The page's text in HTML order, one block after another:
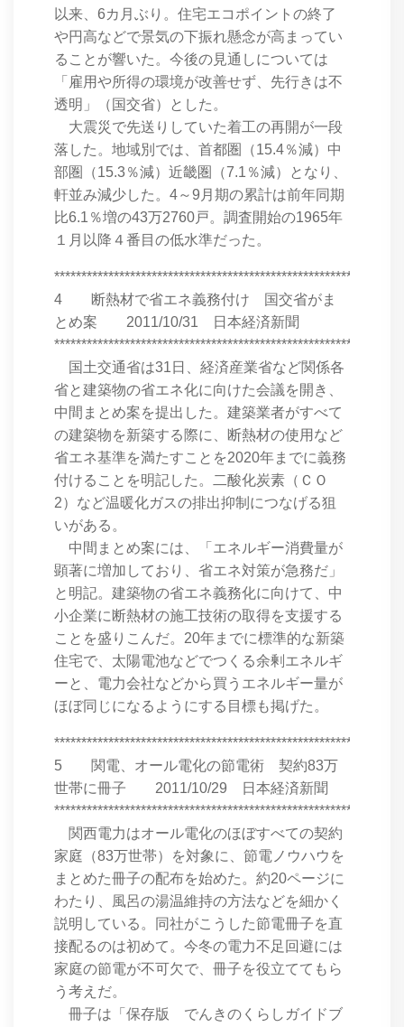
以来、6カ月ぶり。住宅エコポイントの終了
や円高などで景気の下振れ懸念が高まってい
ることが響いた。今後の見通しについては
「雇用や所得の環境が改善せず、先行きは不
透明」（国交省）とした。
大震災で先送りしていた着工の再開が一段
落した。地域別では、首都圏（15.4％減）中
部圏（15.3％減）近畿圏（7.1％減）となり、
軒並み減少した。4～9月期の累計は前年同期
比6.1％増の43万2760戸。調査開始の1965年
１月以降４番目の低水準だった。
4 断熱材で省エネ義務付け 国交省がま
とめ案 2011/10/31 日本経済新聞
国土交通省は31日、経済産業省など関係各
省と建築物の省エネ化に向けた会議を開き、
中間まとめ案を提出した。建築業者がすべて
の建築物を新築する際に、断熱材の使用など
省エネ基準を満たすことを2020年までに義務
付けることを明記した。二酸化炭素（ＣＯ
2）など温暖化ガスの排出抑制につなげる狙
いがある。
中間まとめ案には、「エネルギー消費量が
顕著に増加しており、省エネ対策が急務だ」
と明記。建築物の省エネ義務化に向けて、中
小企業に断熱材の施工技術の取得を支援する
ことを盛りこんだ。20年までに標準的な新築
住宅で、太陽電池などでつくる余剰エネルギ
ーと、電力会社などから買うエネルギー量が
ほぼ同じになるようにする目標も掲げた。
5 関電、オール電化の節電術 契約83万
世帯に冊子 2011/10/29 日本経済新聞
関西電力はオール電化のほぼすべての契約
家庭（83万世帯）を対象に、節電ノウハウを
まとめた冊子の配布を始めた。約20ページに
わたり、風呂の湯温維持の方法などを細かく
説明している。同社がこうした節電冊子を直
接配るのは初めて。今冬の電力不足回避には
家庭の節電が不可欠で、冊子を役立ててもら
う考えだ。
冊子は「保存版 でんきのくらしガイドブ